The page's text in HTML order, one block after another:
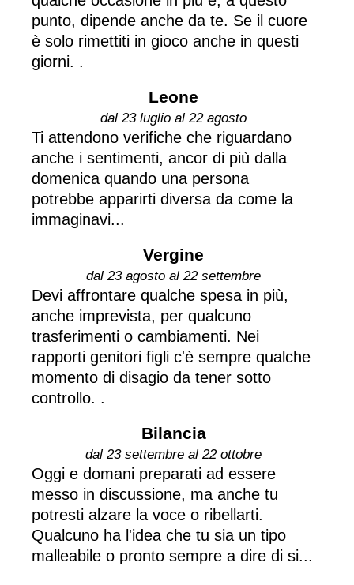
punto, dipende anche da te. Se il cuore
è solo rimettiti in gioco anche in questi
giorni. .
Leone
dal 23 luglio al 22 agosto
Ti attendono verifiche che riguardano
anche i sentimenti, ancor di più dalla
domenica quando una persona
potrebbe apparirti diversa da come la
immaginavi...
Vergine
dal 23 agosto al 22 settembre
Devi affrontare qualche spesa in più,
anche imprevista, per qualcuno
trasferimenti o cambiamenti. Nei
rapporti genitori figli c'è sempre qualche
momento di disagio da tener sotto
controllo. .
Bilancia
dal 23 settembre al 22 ottobre
Oggi e domani preparati ad essere
messo in discussione, ma anche tu
potresti alzare la voce o ribellarti.
Qualcuno ha l'idea che tu sia un tipo
malleabile o pronto sempre a dire di si...